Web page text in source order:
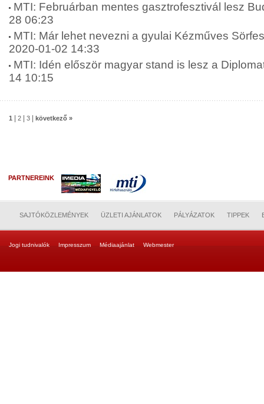
MTI: Februárban mentes gasztrofesztivál lesz
28 06:23
MTI: Már lehet nevezni a gyulai Kézműves
2020-01-02 14:33
MTI: Idén először magyar stand is lesz a
14 10:15
1 2 3 következő »
PARTNEREINK
SAJTÓKÖZLEMÉNYEK ÜZLETI AJÁNLATOK PÁLYÁZATOK TIPPEK
Jogi tudnivalók Impresszum Médiaajánlat Webmester